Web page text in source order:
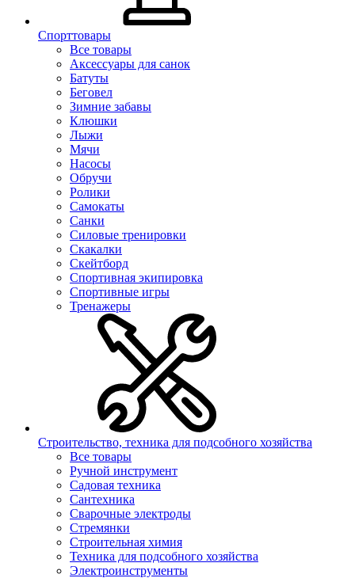
Спорттовары
Все товары
Аксессуары для санок
Батуты
Беговел
Зимние забавы
Клюшки
Лыжи
Мячи
Насосы
Обручи
Ролики
Самокаты
Санки
Силовые тренировки
Скакалки
Скейтборд
Спортивная экипировка
Спортивные игры
Тренажеры
Строительство, техника для подсобного хозяйства
Все товары
Ручной инструмент
Садовая техника
Сантехника
Сварочные электроды
Стремянки
Строительная химия
Техника для подсобного хозяйства
Электроинструменты